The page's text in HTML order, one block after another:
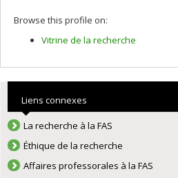
Browse this profile on:
Vitrine de la recherche
Liens connexes
La recherche à la FAS
Éthique de la recherche
Affaires professorales à la FAS